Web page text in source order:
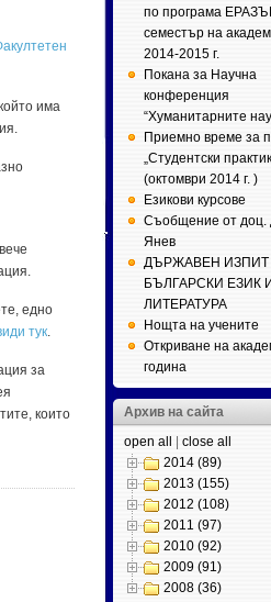
има
едно
тук.
за
които
по програма
семестър на
2014-2015 г.
Покана за Научна
конференция
“Хуманитарните
Приемно време за
„Студентски
(октомври 2014 г. )
Езикови курсове
Съобщение от доц.
Янев
ДЪРЖАВЕН ИЗПИТ
БЪЛГАРСКИ ЕЗИК И
ЛИТЕРАТУРА
Нощта на учените
Откриване на
година
Архив на сайта
open all
close all
2014 (89)
2013 (155)
2012 (108)
2011 (97)
2010 (92)
2009 (91)
2008 (36)